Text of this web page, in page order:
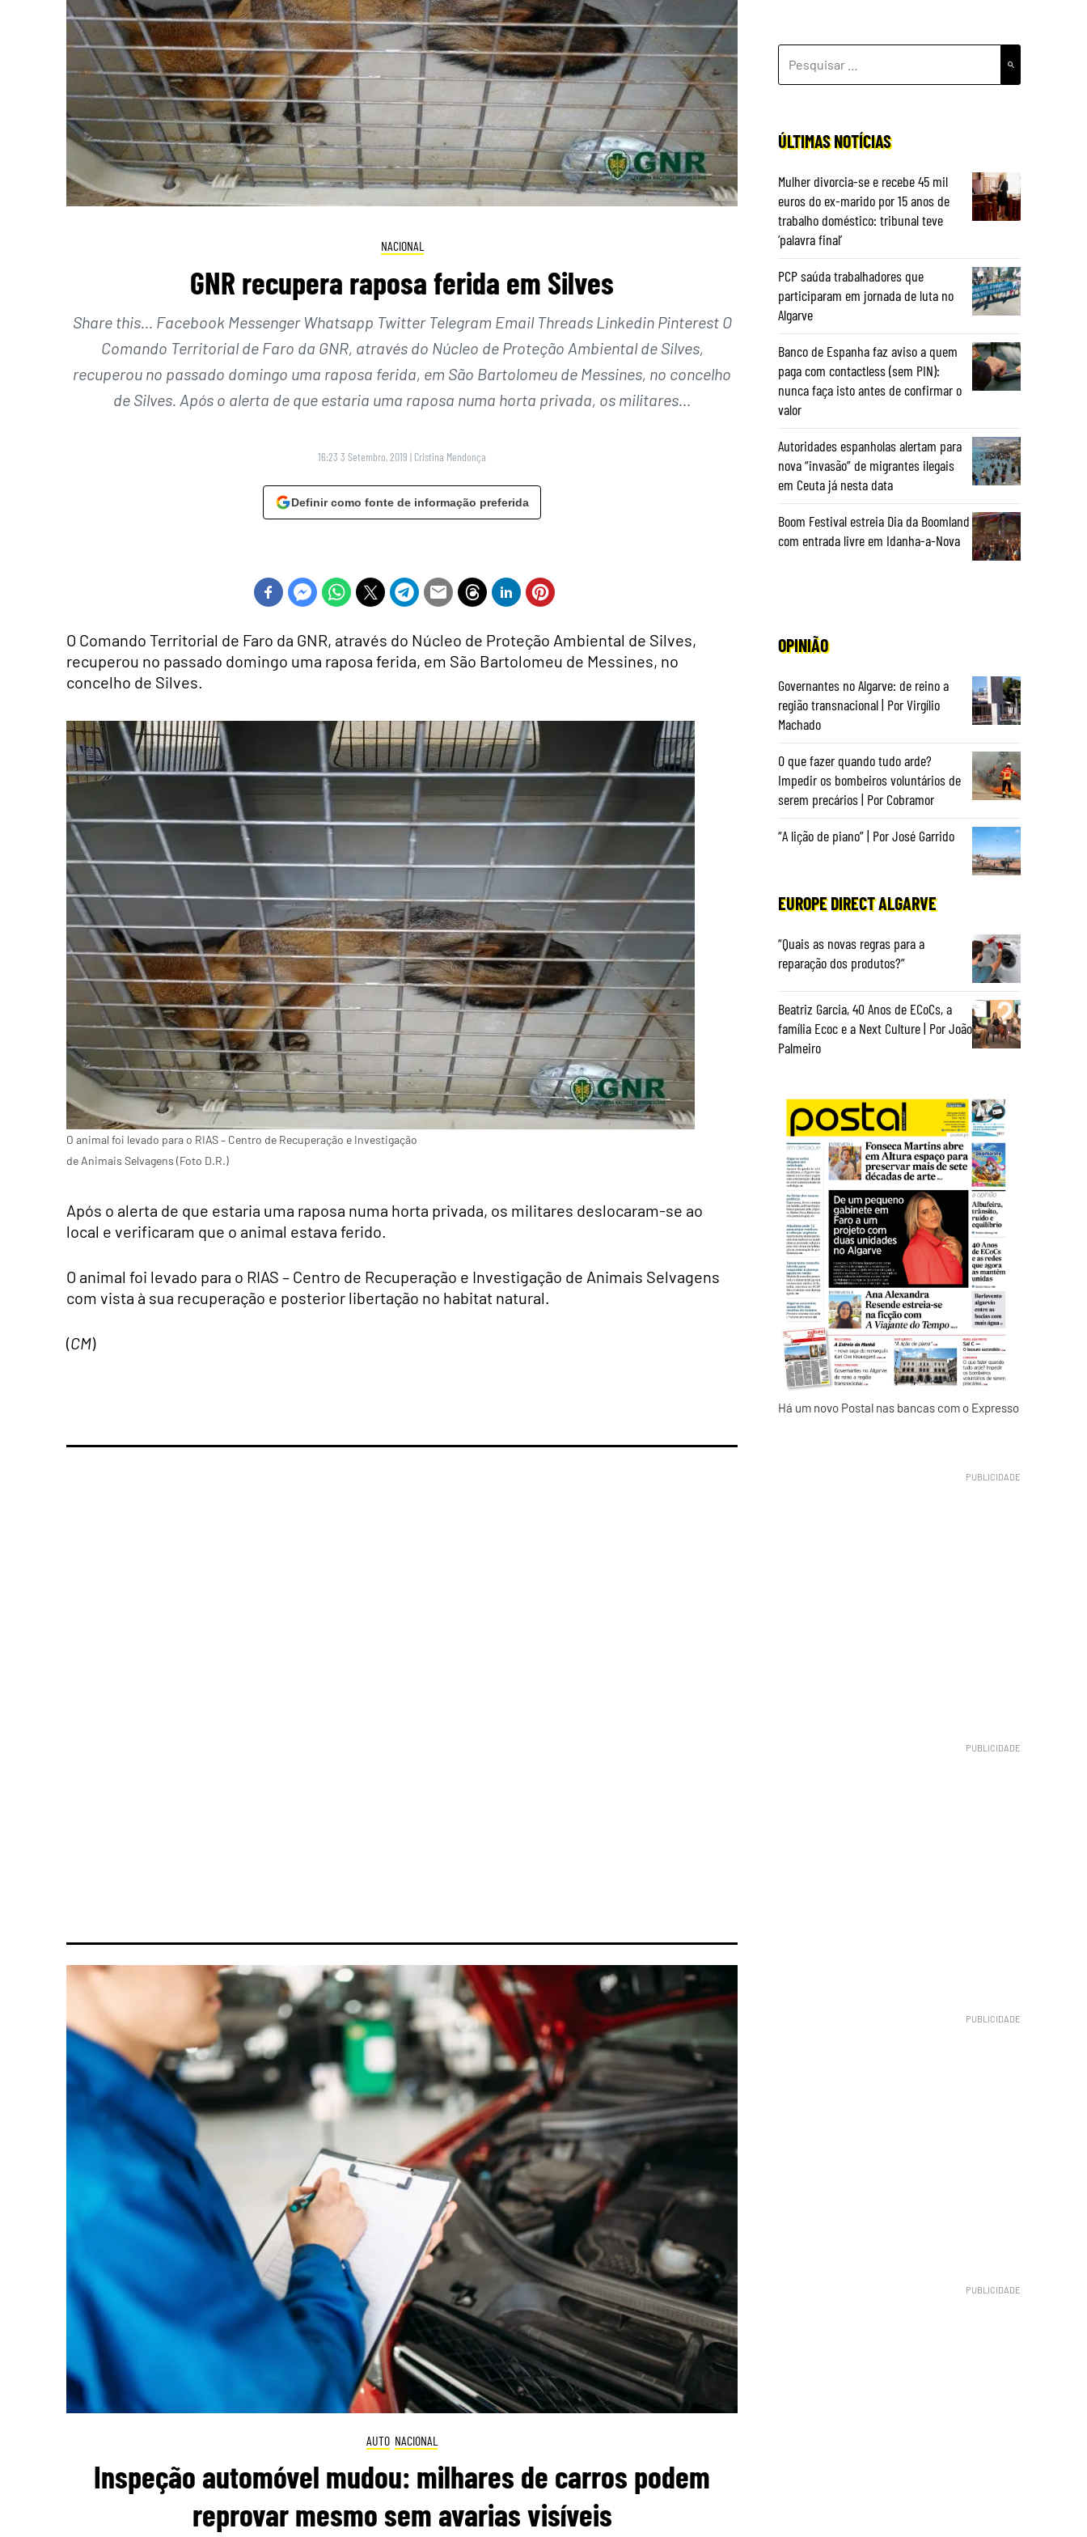
NACIONAL
GNR recupera raposa ferida em Silves
Share this… Facebook Messenger Whatsapp Twitter Telegram Email Threads Linkedin Pinterest O
Comando Territorial de Faro da GNR, através do Núcleo de Proteção Ambiental de Silves,
recuperou no passado domingo uma raposa ferida, em São Bartolomeu de Messines, no concelho
de Silves. Após o alerta de que estaria uma raposa numa horta privada, os militares…
16:23 3 Setembro, 2019 | Cristina Mendonça
Definir como fonte de informação preferida
O Comando Territorial de Faro da GNR, através do Núcleo de Proteção Ambiental de Silves,
recuperou no passado domingo uma raposa ferida, em São Bartolomeu de Messines, no
concelho de Silves.
O animal foi levado para o RIAS – Centro de Recuperação e Investigação
de Animais Selvagens (Foto D.R.)
Após o alerta de que estaria uma raposa numa horta privada, os militares deslocaram-se ao
local e verificaram que o animal estava ferido.
O animal foi levado para o RIAS – Centro de Recuperação e Investigação de Animais Selvagens
com vista à sua recuperação e posterior libertação no habitat natural.
(CM)
AUTO NACIONAL
Inspeção automóvel mudou: milhares de carros podem
reprovar mesmo sem avarias visíveis
POR:
ÚLTIMAS NOTÍCIAS
Mulher divorcia-se e recebe 45 mil
euros do ex-marido por 15 anos de
trabalho doméstico: tribunal teve
‘palavra final’
PCP saúda trabalhadores que
participaram em jornada de luta no
Algarve
Banco de Espanha faz aviso a quem
paga com contactless (sem PIN):
nunca faça isto antes de confirmar o
valor
Autoridades espanholas alertam para
nova “invasão” de migrantes ilegais
em Ceuta já nesta data
Boom Festival estreia Dia da Boomland
com entrada livre em Idanha-a-Nova
OPINIÃO
Governantes no Algarve: de reino a
região transnacional | Por Virgílio
Machado
O que fazer quando tudo arde?
Impedir os bombeiros voluntários de
serem precários | Por Cobramor
“A lição de piano” | Por José Garrido
EUROPE DIRECT ALGARVE
“Quais as novas regras para a
reparação dos produtos?”
Beatriz Garcia, 40 Anos de ECoCs, a
família Ecoc e a Next Culture | Por João
Palmeiro
Há um novo Postal nas bancas com o Expresso